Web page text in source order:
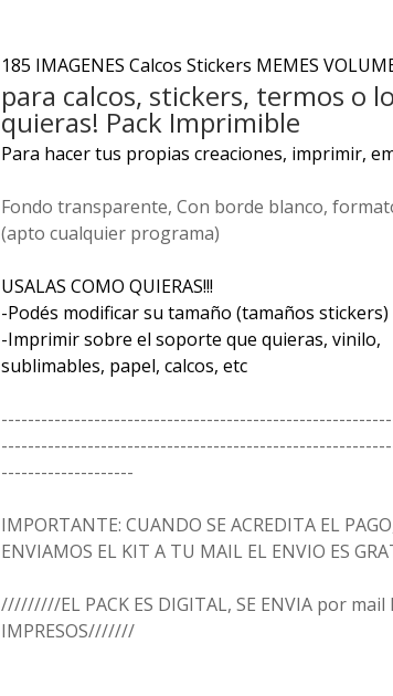
185 IMAGENES Calcos Stickers MEMES
para calcos, stickers, termos o
quieras! Pack Imprimible
Para hacer tus propias creaciones, imprimir,
Fondo transparente, Con borde blanco,
(apto cualquier programa)
USALAS COMO QUIERAS!!!
-Podés modificar su tamaño (tamaños stickers)
-Imprimir sobre el soporte que quieras, vinilo,
sublimables, papel, calcos, etc
--------------------
IMPORTANTE: CUANDO SE ACREDITA EL
ENVIAMOS EL KIT A TU MAIL EL ENVIO ES
/////////EL PACK ES DIGITAL, SE ENVIA por mail
IMPRESOS///////